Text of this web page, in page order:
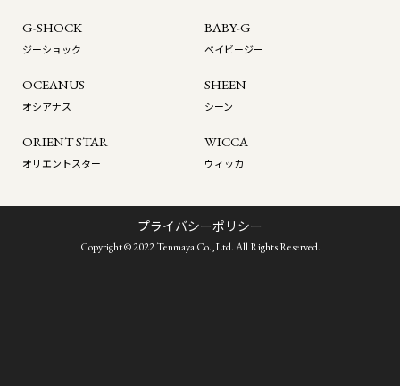
G-SHOCK
ジーショック
BABY-G
ベイビージー
OCEANUS
オシアナス
SHEEN
シーン
ORIENT STAR
オリエントスター
WICCA
ウィッカ
プライバシーポリシー
Copyright © 2022 Tenmaya Co.,Ltd. All Rights Reserved.